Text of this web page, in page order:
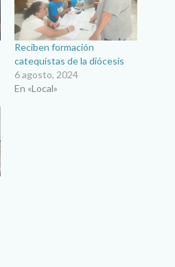
Reciben formación
catequistas de la diócesis
6 agosto, 2024
En «Local»